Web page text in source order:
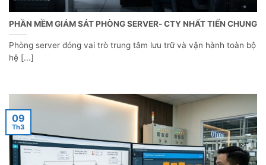
PHẦN MỀM GIÁM SÁT PHÒNG SERVER- CTY NHẤT TIẾN CHUNG
Phòng server đóng vai trò trung tâm lưu trữ và vận hành toàn bộ
hệ [...]
09
Th3